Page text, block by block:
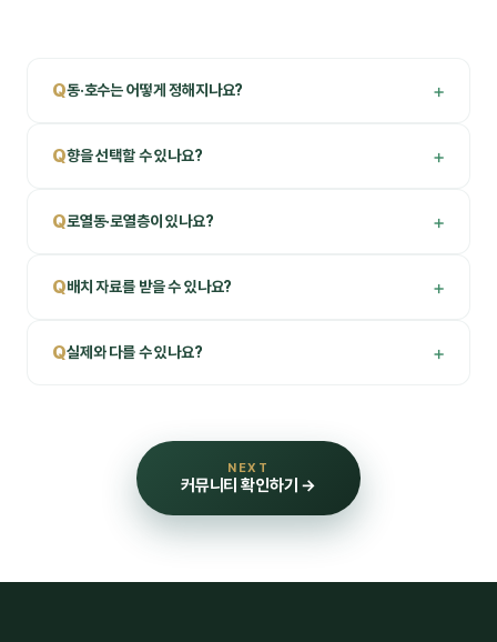
Q동·호수는 어떻게 정해지나요? +
Q향을 선택할 수 있나요? +
Q로열동·로열층이 있나요? +
Q배치 자료를 받을 수 있나요? +
Q실제와 다를 수 있나요? +
NEXT
커뮤니티 확인하기 →